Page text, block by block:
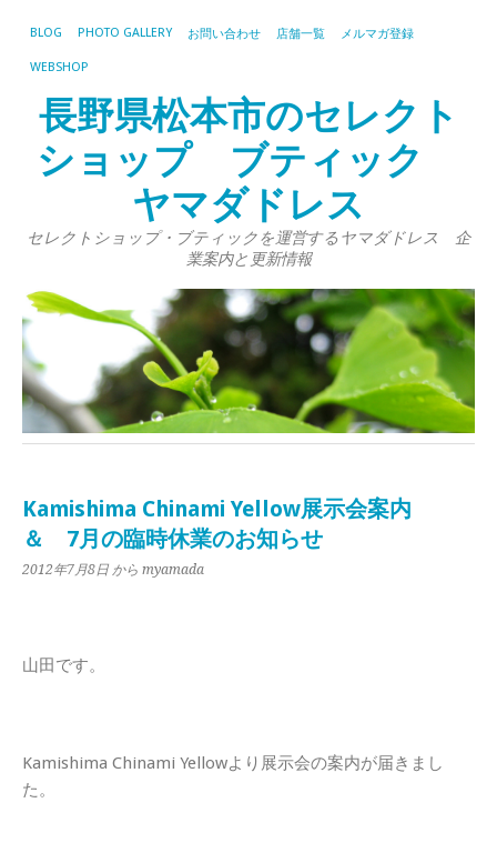
BLOG PHOTO GALLERY お問い合わせ 店舗一覧 メルマガ登録
WEBSHOP
長野県松本市のセレクト
ショップ ブティック
ヤマダドレス
セレクトショップ・ブティックを運営するヤマダドレス 企
業案内と更新情報
Kamishima Chinami Yellow展示会案内
＆ 7月の臨時休業のお知らせ
2012年7月8日 から myamada
山田です。
Kamishima Chinami Yellowより展示会の案内が届きまし
た。